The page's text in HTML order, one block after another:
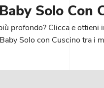
Solo Con
profondo? Clicca e ottieni
Solo con Cuscino tra i